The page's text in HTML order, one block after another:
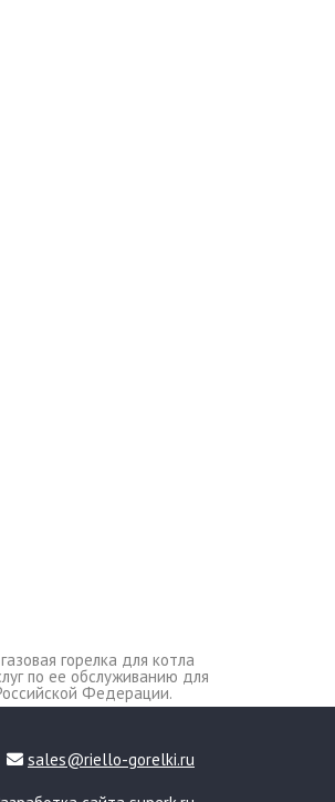
горелка для котла
по ее обслуживанию для
Федерации.
sales@riello-gorelki.ru